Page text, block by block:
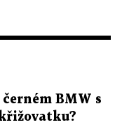
BMW s